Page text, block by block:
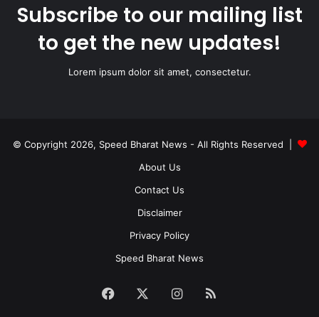
Subscribe to our mailing list
to get the new updates!
Lorem ipsum dolor sit amet, consectetur.
© Copyright 2026, Speed Bharat News - All Rights Reserved |
About Us
Contact Us
Disclaimer
Privacy Policy
Speed Bharat News
Facebook Instagram
RSS